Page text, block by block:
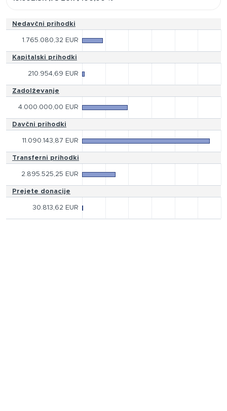
Nedavčni prihodki
1.765.080,32 EUR
Kapitalski prihodki
210.954,69 EUR
Zadolževanje
4.000.000,00 EUR
Davčni prihodki
11.090.143,87 EUR
Transferni prihodki
2.895.525,25 EUR
Prejete donacije
30.813,62 EUR